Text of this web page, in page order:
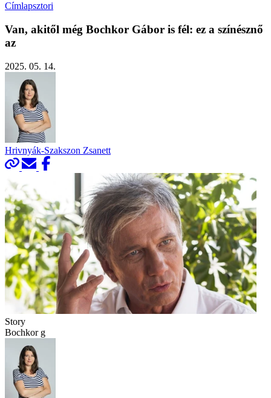
Címlapsztori
Van, akitől még Bochkor Gábor is fél: ez a színésznő
az
2025. 05. 14.
Hrivnyák-Szakszon Zsanett
Story
Bochkor g